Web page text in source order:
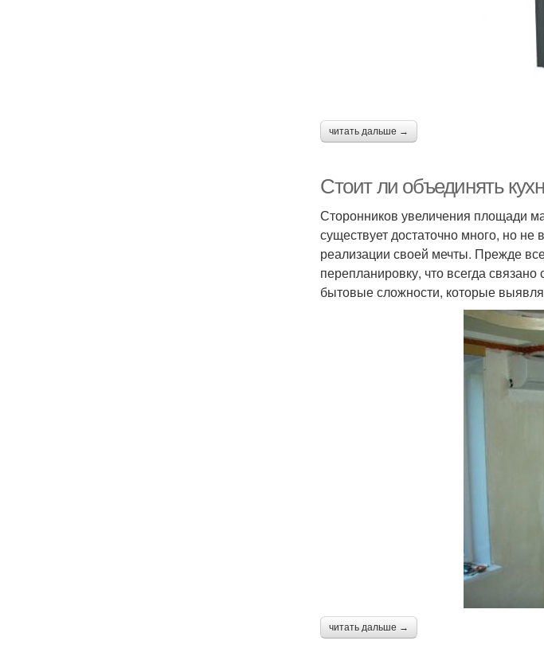
читать дальше →
Стоит ли объединять
Сторонников увеличения площади
существует достаточно много, но не
реализации своей мечты. Прежде
перепланировку, что всегда
бытовые сложности, которые
читать дальше →